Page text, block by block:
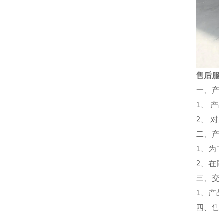
售后
一、
1、
2、
二、
1、为
2、在
三、
1、产
四、